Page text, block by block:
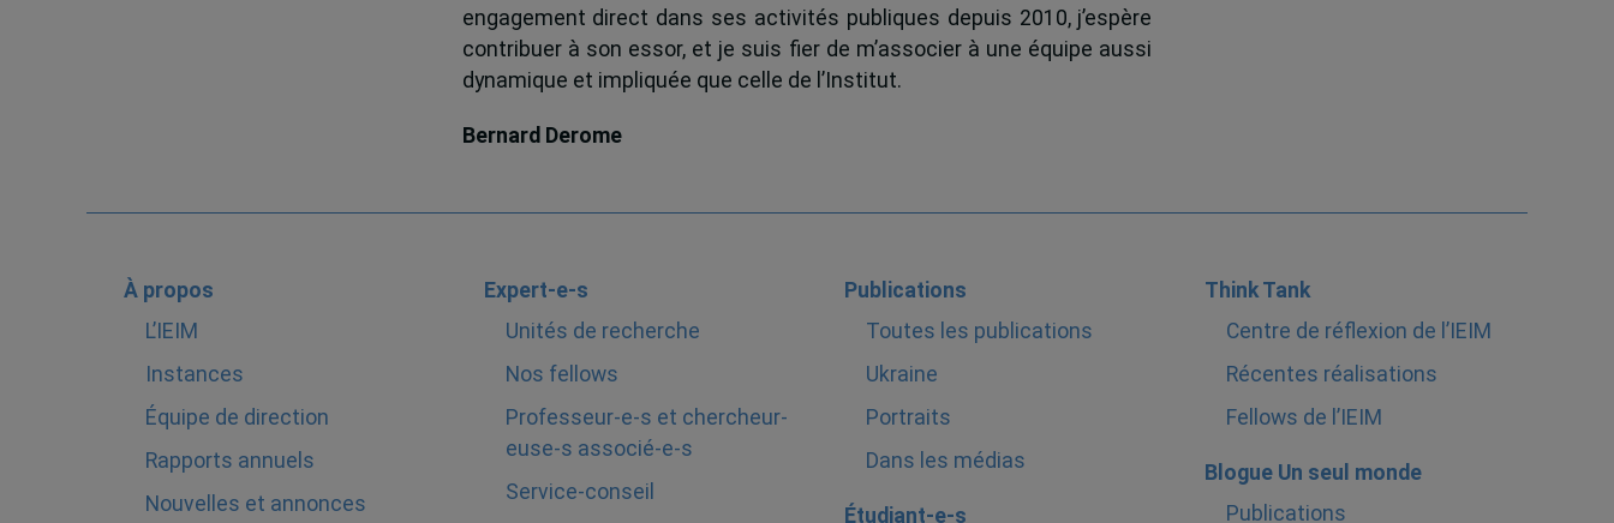
engagement direct dans ses activités publiques depuis 2010, j’espère
contribuer à son essor, et je suis fier de m’associer à une équipe aussi
dynamique et impliquée que celle de l’Institut.
Bernard Derome
À propos
L’IEIM
Instances
Équipe de direction
Rapports annuels
Nouvelles et annonces
Expert-e-s
Unités de recherche
Nos fellows
Professeur-e-s et chercheur-
euse-s associé-e-s
Service-conseil
Publications
Toutes les publications
Ukraine
Portraits
Dans les médias
Étudiant-e-s
Think Tank
Centre de réflexion de l’IEIM
Récentes réalisations
Fellows de l’IEIM
Blogue Un seul monde
Publications